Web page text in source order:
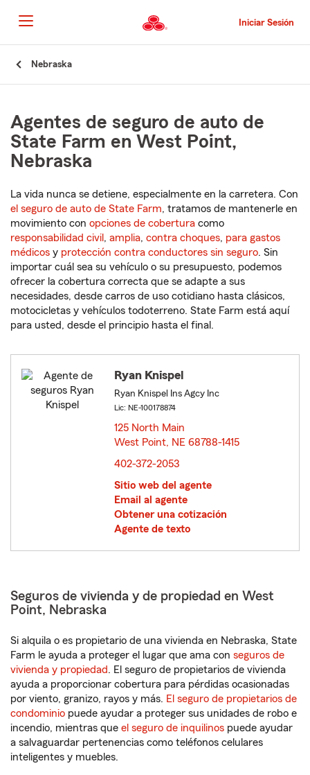
al
contenido
principal
Iniciar Sesión
Nebraska
Agentes de seguro de auto de
State Farm en West Point,
Nebraska
La vida nunca se detiene, especialmente en la carretera. Con
el seguro de auto de State Farm, tratamos de mantenerle en
movimiento con opciones de cobertura como
responsabilidad civil , amplia, contra choques, para gastos
médicos y protección contra conductores sin seguro. Sin
importar cuál sea su vehículo o su presupuesto, podemos
ofrecer la cobertura correcta que se adapte a sus
necesidades, desde carros de uso cotidiano hasta clásicos,
motocicletas y vehículos todoterreno. State Farm está aquí
para usted, desde el principio hasta el final.
Ryan Knispel
Ryan Knispel Ins Agcy Inc
Lic: NE-100178874
125 North Main
West Point, NE 68788-1415
402-372-2053
Sitio web del agente
Email al agente
Obtener una cotización
Agente de texto
Seguros de vivienda y de propiedad en West
Point, Nebraska
Si alquila o es propietario de una vivienda en Nebraska, State
Farm le ayuda a proteger el lugar que ama con seguros de
vivienda y propiedad. El seguro de propietarios de vivienda
ayuda a proporcionar cobertura para pérdidas ocasionadas
por viento, granizo, rayos y más. El seguro de propietarios de
condominio puede ayudar a proteger sus unidades de robo e
incendio, mientras que el seguro de inquilinos puede ayudar
a salvaguardar pertenencias como teléfonos celulares
inteligentes y muebles.